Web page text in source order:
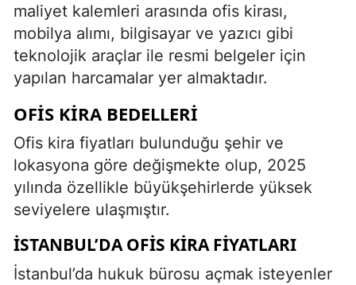
maliyet kalemleri arasında ofis kirası,
mobilya alımı, bilgisayar ve yazıcı gibi
teknolojik araçlar ile resmi belgeler için
yapılan harcamalar yer almaktadır.
OFIS KIRA BEDELLERI
Ofis kira fiyatları bulunduğu şehir ve
lokasyona göre değişmekte olup, 2025
yılında özellikle büyükşehirlerde yüksek
seviyelere ulaşmıştır.
İSTANBUL’DA OFIS KIRA FIYATLARI
İstanbul’da hukuk bürosu açmak isteyenler